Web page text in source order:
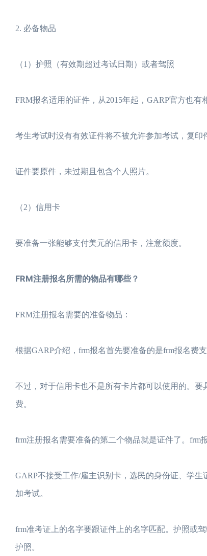
2. 必备物品
（1）护照（有效期超过考试日期）或者驾照
FRM报名适用的证件，从2015年起，GARP官方也
考生考试时没有有效证件将不被允许参加考试，复印
证件要原件，未过期且包含个人照片。
（2）信用卡
要准备一张能够支付美元的信用卡，注意额度。
FRM注册报名所需的物品有哪些？
FRM注册报名需要的准备物品：
根据GARP介绍，frm报名首先要准备的是frm报名费
不过，对于信用卡也不是所有卡片都可以使用的。
费。
frm注册报名需要准备的第二个物品就是证件了。frm
GARP不接受工作/雇主识别卡，选民的身份证、学
加考试。
frm准考证上的名字要跟证件上的名字匹配。护照或
护照。